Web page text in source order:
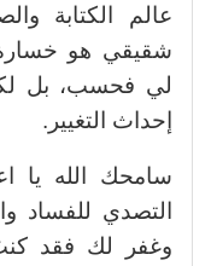
عالم الكتابة
شقيقي هو
لي فحسب، بل
إحداث التغيير.
سامحك الله يا
التصدي للفساد
وغفر لك فقد كنتَ